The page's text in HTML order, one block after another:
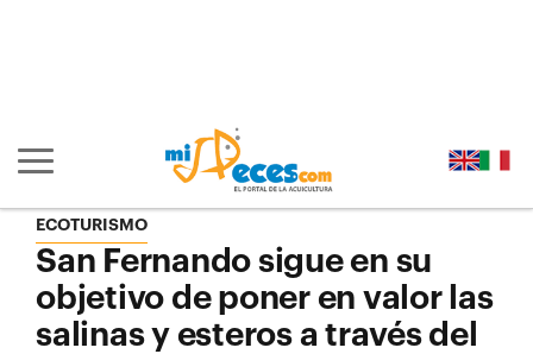
Mostrar/ocultar navegación principal
ECOTURISMO
San Fernando sigue en su
objetivo de poner en valor las
salinas y esteros a través del